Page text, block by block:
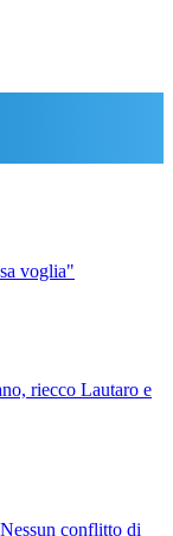
voglia"
riecco Lautaro e
conflitto di